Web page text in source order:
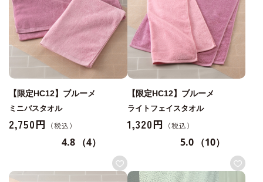
【限定HC12】ブルーメ
ミニバスタオル
2,750円
4.8 （4）
【限定HC12】ブルーメ
ライトフェイスタオル
1,320円
5.0 （10）